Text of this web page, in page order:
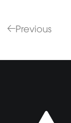
Previous